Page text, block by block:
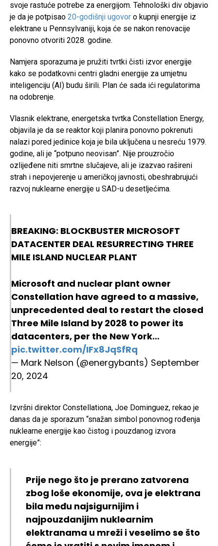
svoje rastuće potrebe za energijom. Tehnološki div objavio
je da je potpisao 20-godišnji ugovor o kupnji energije iz
elektrane u Pennsylvaniji, koja će se nakon renovacije
ponovno otvoriti 2028. godine.
Namjera sporazuma je pružiti tvrtki čisti izvor energije
kako se podatkovni centri gladni energije za umjetnu
inteligenciju (AI) budu širili. Plan će sada ići regulatorima
na odobrenje.
Vlasnik elektrane, energetska tvrtka Constellation Energy,
objavila je da se reaktor koji planira ponovno pokrenuti
nalazi pored jedinice koja je bila uključena u nesreću 1979.
godine, ali je “potpuno neovisan”. Nije prouzročio
ozlijeđene niti smrtne slučajeve, ali je izazvao rašireni
strah i nepovjerenje u američkoj javnosti, obeshrabrujući
razvoj nuklearne energije u SAD-u desetljećima.
BREAKING: BLOCKBUSTER MICROSOFT
DATACENTER DEAL RESURRECTING THREE
MILE ISLAND NUCLEAR PLANT
Microsoft and nuclear plant owner
Constellation have agreed to a massive,
unprecedented deal to restart the closed
Three Mile Island by 2028 to power its
datacenters, per the New York…
pic.twitter.com/IFx8JqSfRq
— Mark Nelson (@energybants) September
20, 2024
Izvršni direktor Constellationa, Joe Dominguez, rekao je
danas da je sporazum “snažan simbol ponovnog rođenja
nuklearne energije kao čistog i pouzdanog izvora
energije”:
Prije nego što je prerano zatvorena
zbog loše ekonomije, ova je elektrana
bila među najsigurnijim i
najpouzdanijim nuklearnim
elektranama u mreži i veselimo se što